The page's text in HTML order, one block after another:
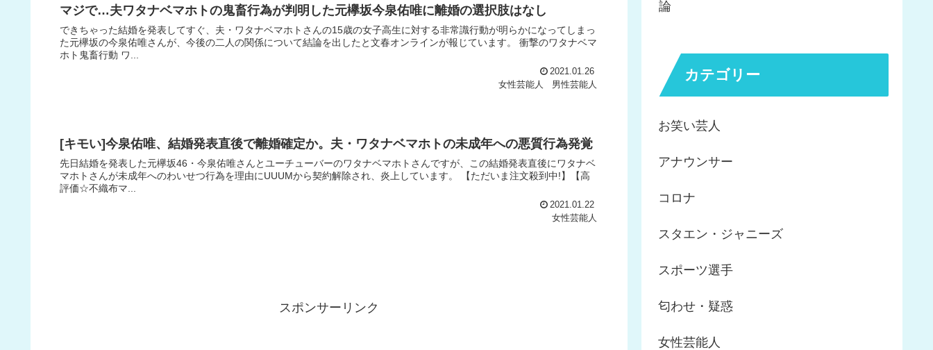
マジで…夫ワタナベマホトの鬼畜行為が判明した元欅坂今泉佑唯に離婚の選択肢はなし
できちゃった結婚を発表してすぐ、夫・ワタナベマホトさんの15歳の女子高生に対する非常識行動が明らかになってしまっ
た元欅坂の今泉佑唯さんが、今後の二人の関係について結論を出したと文春オンラインが報じています。 衝撃のワタナベマ
ホト鬼畜行動 ワ...
2021.01.26
女性芸能人
男性芸能人
[キモい]今泉佑唯、結婚発表直後で離婚確定か。夫・ワタナベマホトの未成年への悪質行為発覚
先日結婚を発表した元欅坂46・今泉佑唯さんとユーチューバーのワタナベマホトさんですが、この結婚発表直後にワタナベ
マホトさんが未成年へのわいせつ行為を理由にUUUMから契約解除され、炎上しています。 【ただいま注文殺到中!】【高
評価☆不織布マ...
2021.01.22
女性芸能人
スポンサーリンク
論
カテゴリー
お笑い芸人
アナウンサー
コロナ
スタエン・ジャニーズ
スポーツ選手
匂わせ・疑惑
女性芸能人